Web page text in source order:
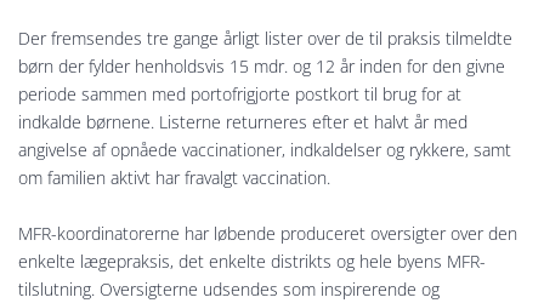
Der fremsendes tre gange årligt lister over de til praksis tilmeldte
børn der fylder henholdsvis 15 mdr. og 12 år inden for den givne
periode sammen med portofrigjorte postkort til brug for at
indkalde børnene. Listerne returneres efter et halvt år med
angivelse af opnåede vaccinationer, indkaldelser og rykkere, samt
om familien aktivt har fravalgt vaccination.
MFR-koordinatorerne har løbende produceret oversigter over den
enkelte lægepraksis, det enkelte distrikts og hele byens MFR-
tilslutning. Oversigterne udsendes som inspirerende og